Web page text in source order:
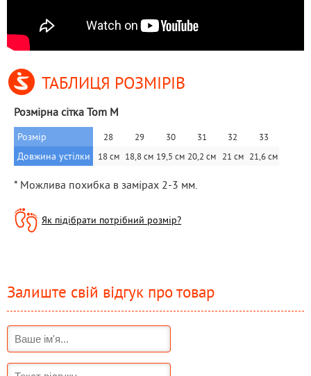
ТАБЛИЦЯ РОЗМІРІВ
Розмірна сітка Tom M
Розмір 28 29 30 31 32 33
Довжина устілки 18 см 18,8 см 19,5 см 20,2 см 21 см 21,6 см
* Можлива похибка в замірах 2-3 мм.
Як підібрати потрібний розмір?
Залиште свій відгук про товар